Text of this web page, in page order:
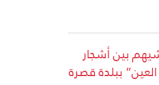
بين أشجار
ببلدة قصرة